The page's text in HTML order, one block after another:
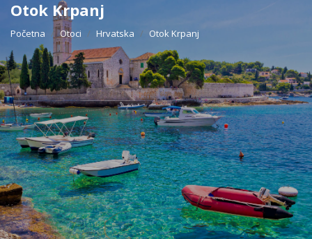
Otok Krpanj
Početna Otoci Hrvatska Otok Krpanj